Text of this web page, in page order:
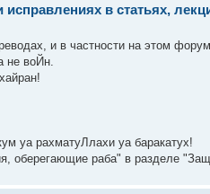
в статьях,
и в частности на этом
не воЙн.
уа рахматуЛлахи уа баракатух!
оберегающие раба" в разделе